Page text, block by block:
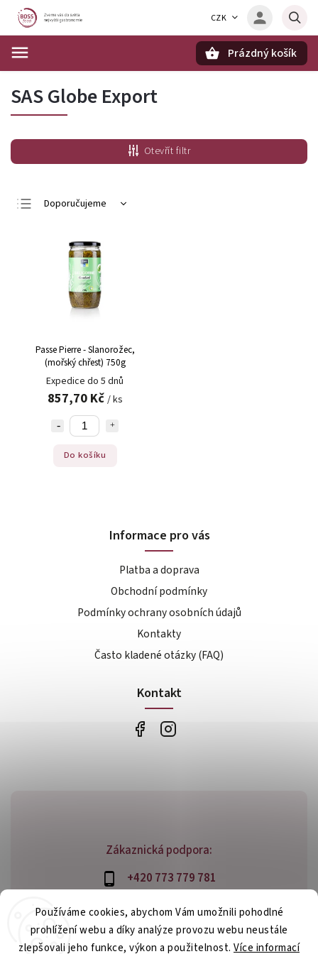
Používáme cookies, abychom Vám umožnili pohodlné
prohlížení webu a díky analýze provozu webu neustále
zlepšovali jeho funkce, výkon a použitelnost. Více informací
CZK
Prázdný košík
SAS Globe Export
Otevřít filtr
Doporučujeme
Nejdražší
Nejprodávanější
Abecedně
Passe Pierre - Slanorožec,
(mořský chřest) 750g
Expedice do 5 dnů
857,70 Kč / ks
Do košíku
Zákaznická podpora:
+420 773 779 781
info@bossfood.cz
Informace pro vás
Platba a doprava
Obchodní podmínky
Podmínky ochrany osobních údajů
Kontakty
Často kladené otázky (FAQ)
Kontakt